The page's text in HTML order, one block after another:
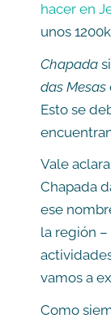
hacer en
unos
Chapada
das Mesas
Esto se
Vale
Chapada
ese
la región
vamos a
Como